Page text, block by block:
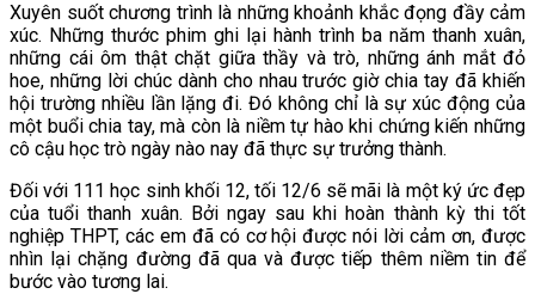
Xuyên suốt chương trình là những khoảnh khắc đọng đầy cảm
xúc. Những thước phim ghi lại hành trình ba năm thanh xuân,
những cái ôm thật chặt giữa thầy và trò, những ánh mắt đỏ
hoe, những lời chúc dành cho nhau trước giờ chia tay đã khiến
hội trường nhiều lần lặng đi. Đó không chỉ là sự xúc động của
một buổi chia tay, mà còn là niềm tự hào khi chứng kiến những
cô cậu học trò ngày nào nay đã thực sự trưởng thành.
Đối với 111 học sinh khối 12, tối 12/6 sẽ mãi là một ký ức đẹp
của tuổi thanh xuân. Bởi ngay sau khi hoàn thành kỳ thi tốt
nghiệp THPT, các em đã có cơ hội được nói lời cảm ơn, được
nhìn lại chặng đường đã qua và được tiếp thêm niềm tin để
bước vào tương lai.